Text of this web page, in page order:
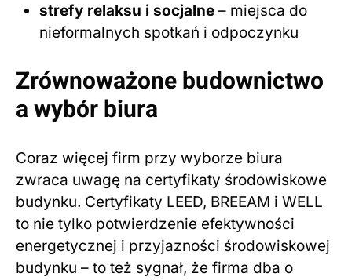
strefy relaksu i socjalne – miejsca do
nieformalnych spotkań i odpoczynku
Zrównoważone budownictwo
a wybór biura
Coraz więcej firm przy wyborze biura
zwraca uwagę na certyfikaty środowiskowe
budynku. Certyfikaty LEED, BREEAM i WELL
to nie tylko potwierdzenie efektywności
energetycznej i przyjazności środowiskowej
budynku – to też sygnał, że firma dba o